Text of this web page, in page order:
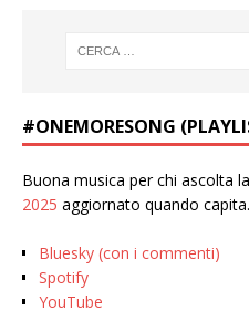
#ONEMORESONG
Buona musica per chi ascolta
2025 aggiornato quando
Bluesky (con i commenti)
Spotify
YouTube